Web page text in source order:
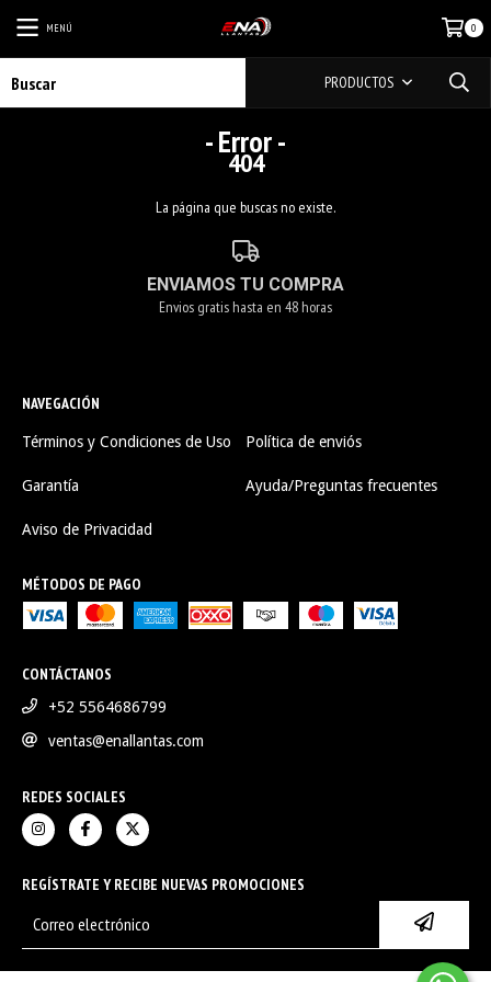
MENÚ 0
PRODUCTOS
- Error -
404
La página que buscas no existe.
ENVIAMOS TU COMPRA
Envios gratis hasta en 48 horas
NAVEGACIÓN
Términos y Condiciones de Uso Política de enviós
Garantía Ayuda/Preguntas frecuentes
Aviso de Privacidad
MÉTODOS DE PAGO
CONTÁCTANOS
+52 5564686799
ventas@enallantas.com
REDES SOCIALES
REGÍSTRATE Y RECIBE NUEVAS PROMOCIONES